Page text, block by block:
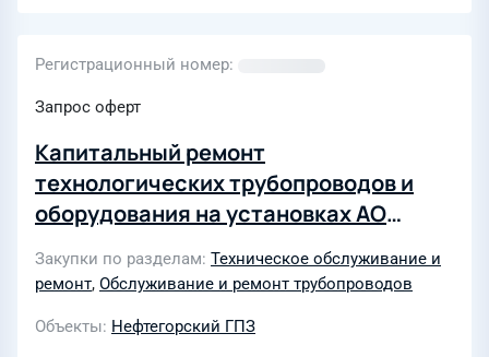
Регистрационный номер
Запрос оферт
Капитальный ремонт
технологических трубопроводов и
оборудования на установках АО
Закупки по разделам Техническое обслуживание и
ремонт, Обслуживание и ремонт трубопроводов
Объекты Нефтегорский ГПЗ